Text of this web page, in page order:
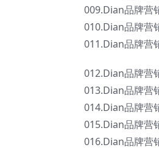
009.Dian品牌营
010.Dian品牌营
011.Dian品牌营
012.Dian品牌营
013.Dian品牌营
014.Dian品牌营
015.Dian品牌营
016.Dian品牌营